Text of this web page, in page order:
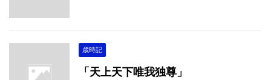
歳時記
「天上天下唯我独尊」